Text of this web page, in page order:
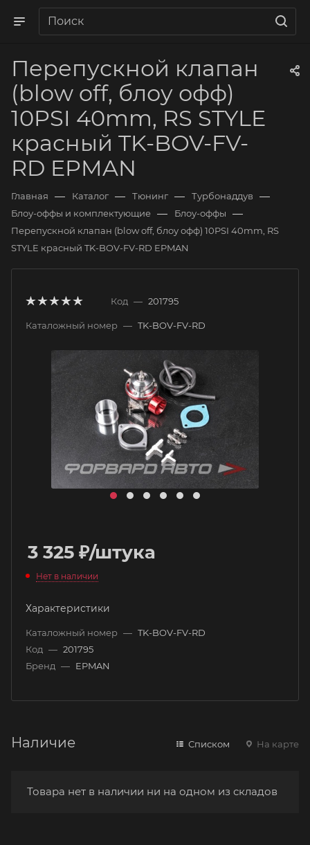
Перепускной клапан
(blow off, блоу офф)
10PSI 40mm, RS STYLE
красный TK-BOV-FV-
RD EPMAN
Главная — Каталог — Тюнинг — Турбонаддув —
Блоу-оффы и комплектующие — Блоу-оффы —
Перепускной клапан (blow off, блоу офф) 10PSI 40mm, RS
STYLE красный TK-BOV-FV-RD EPMAN
Код — 201795
Каталожный номер — TK-BOV-FV-RD
3 325 ₽/штука
Нет в наличии
Характеристики
Каталожный номер — TK-BOV-FV-RD
Код — 201795
Бренд — EPMAN
Наличие Списком На карте
Товара нет в наличии ни на одном из складов